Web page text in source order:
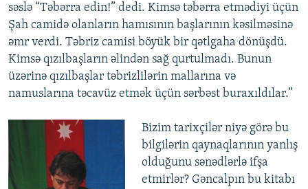
səslə “Təbərra edin!” dedi. Kimsə təbərra etmədiyi üçün
Şah camidə olanların hamısının başlarının kəsilməsinə
əmr verdi. Təbriz camisi böyük bir qətlgaha dönüşdü.
Kimsə qızılbaşların əlindən sağ qurtulmadı. Bunun
üzərinə qızılbaşlar təbrizlilərin mallarına və
namuslarına təcavüz etmək üçün sərbəst buraxıldılar.”
Bizim tarixçilər niyə görə bu
bilgilərin qaynaqlarının yanlış
olduğunu sənədlərlə ifşa
etmirlər? Gəncalpın bu kitabı